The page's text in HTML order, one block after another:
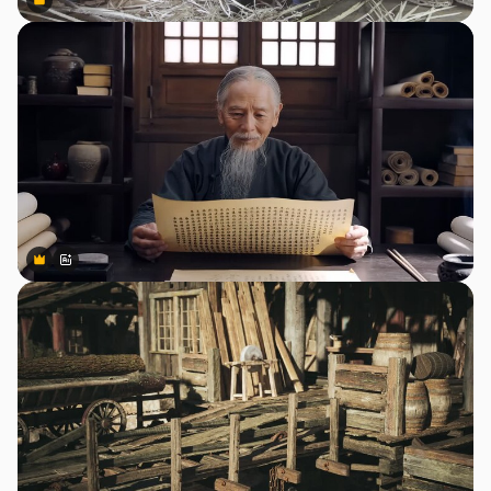
Premium
Premium
Premium
Premium
สร้างขึ้นโดย AI